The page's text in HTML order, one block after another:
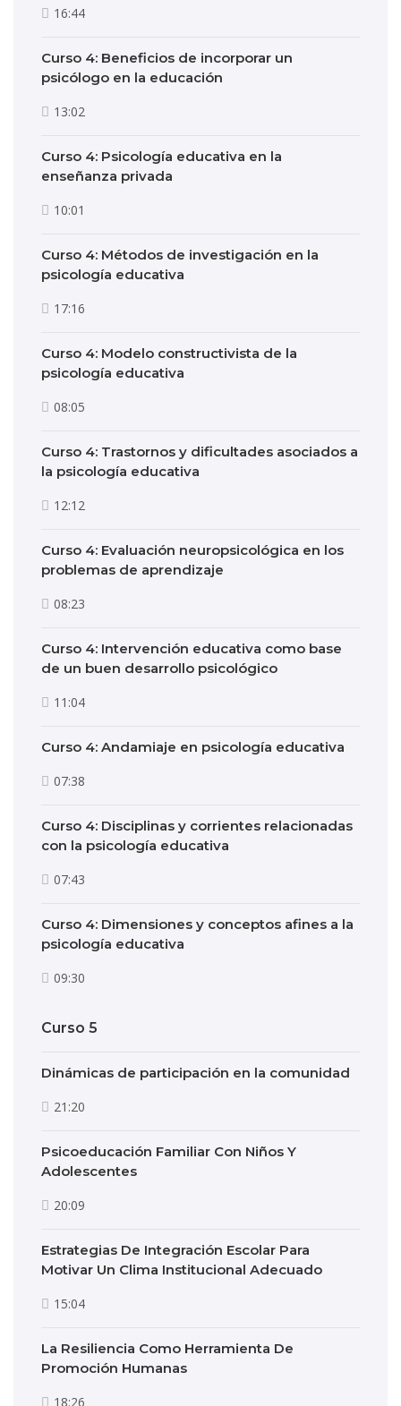
16:44
Curso 4: Beneficios de incorporar un
psicólogo en la educación
13:02
Curso 4: Psicología educativa en la
enseñanza privada
10:01
Curso 4: Métodos de investigación en la
psicología educativa
17:16
Curso 4: Modelo constructivista de la
psicología educativa
08:05
Curso 4: Trastornos y dificultades asociados a
la psicología educativa
12:12
Curso 4: Evaluación neuropsicológica en los
problemas de aprendizaje
08:23
Curso 4: Intervención educativa como base
de un buen desarrollo psicológico
11:04
Curso 4: Andamiaje en psicología educativa
07:38
Curso 4: Disciplinas y corrientes relacionadas
con la psicología educativa
07:43
Curso 4: Dimensiones y conceptos afines a la
psicología educativa
09:30
Curso 5
Dinámicas de participación en la comunidad
21:20
Psicoeducación Familiar Con Niños Y
Adolescentes
20:09
Estrategias De Integración Escolar Para
Motivar Un Clima Institucional Adecuado
15:04
La Resiliencia Como Herramienta De
Promoción Humanas
18:26